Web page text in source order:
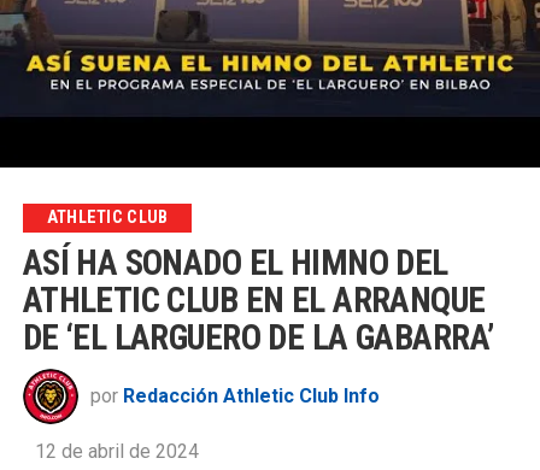
ATHLETIC CLUB
ASÍ HA SONADO EL HIMNO DEL
ATHLETIC CLUB EN EL ARRANQUE
DE ‘EL LARGUERO DE LA GABARRA’
por Redacción Athletic Club Info
12 de abril de 2024